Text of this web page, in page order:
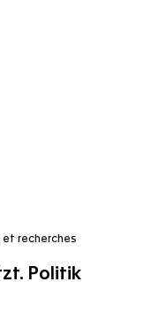
et recherches
Politik